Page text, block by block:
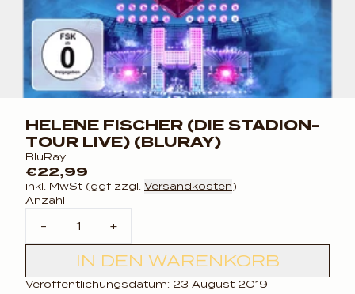
HELENE FISCHER (DIE STADION-
TOUR LIVE) (BLURAY)
BluRay
€22,99
inkl. MwSt (ggf zzgl. Versandkosten)
Anzahl
- +
IN DEN WARENKORB
Veröffentlichungsdatum: 23 August 2019